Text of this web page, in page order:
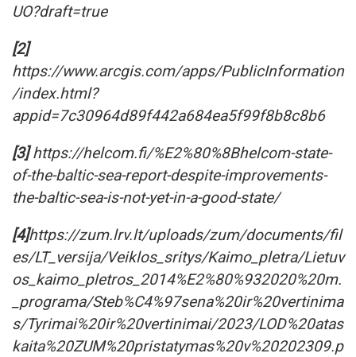
UO?draft=true
[2]
https://www.arcgis.com/apps/PublicInformation
/index.html?
appid=7c30964d89f442a684ea5f99f8b8c8b6
[3] https://helcom.fi/%E2%80%8Bhelcom-state-
of-the-baltic-sea-report-despite-improvements-
the-baltic-sea-is-not-yet-in-a-good-state/
[4]https://zum.lrv.lt/uploads/zum/documents/fil
es/LT_versija/Veiklos_sritys/Kaimo_pletra/Lietuv
os_kaimo_pletros_2014%E2%80%932020%20m.
_programa/Steb%C4%97sena%20ir%20vertinima
s/Tyrimai%20ir%20vertinimai/2023/LOD%20atas
kaita%20ZUM%20pristatymas%20v%20202309.p